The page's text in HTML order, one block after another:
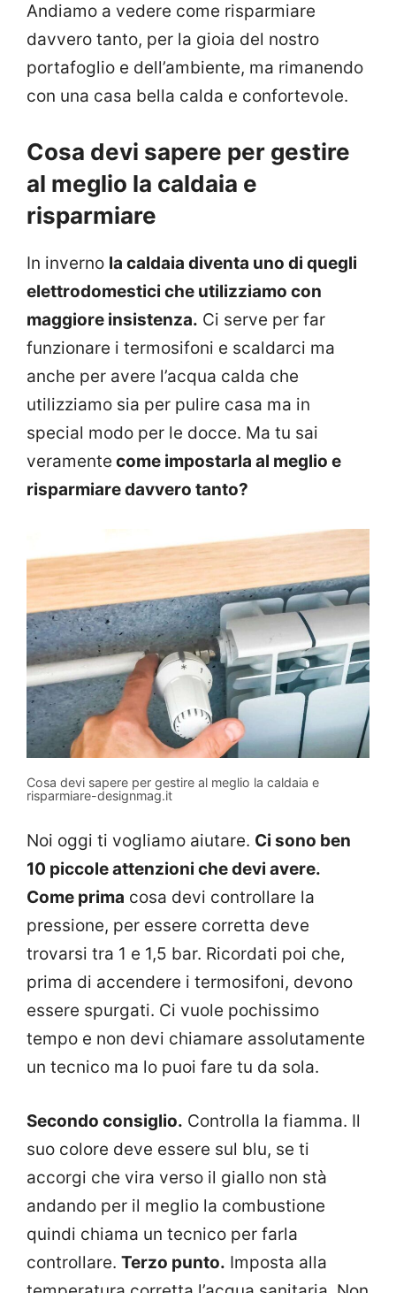
Andiamo a vedere come risparmiare
davvero tanto, per la gioia del nostro
portafoglio e dell’ambiente, ma rimanendo
con una casa bella calda e confortevole.
Cosa devi sapere per gestire
al meglio la caldaia e
risparmiare
In inverno la caldaia diventa uno di quegli
elettrodomestici che utilizziamo con
maggiore insistenza. Ci serve per far
funzionare i termosifoni e scaldarci ma
anche per avere l’acqua calda che
utilizziamo sia per pulire casa ma in
special modo per le docce. Ma tu sai
veramente come impostarla al meglio e
risparmiare davvero tanto?
Cosa devi sapere per gestire al meglio la caldaia e
risparmiare-designmag.it
Noi oggi ti vogliamo aiutare. Ci sono ben
10 piccole attenzioni che devi avere.
Come prima cosa devi controllare la
pressione, per essere corretta deve
trovarsi tra 1 e 1,5 bar. Ricordati poi che,
prima di accendere i termosifoni, devono
essere spurgati. Ci vuole pochissimo
tempo e non devi chiamare assolutamente
un tecnico ma lo puoi fare tu da sola.
Secondo consiglio. Controlla la fiamma. Il
suo colore deve essere sul blu, se ti
accorgi che vira verso il giallo non stà
andando per il meglio la combustione
quindi chiama un tecnico per farla
controllare. Terzo punto. Imposta alla